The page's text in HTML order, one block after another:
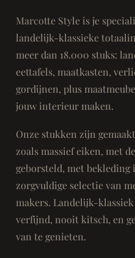
Marcotte Style is je
landelijk-klassieke
meer dan 18.000 stuks:
eettafels, maatkasten,
gordijnen, plus
jouw interieur maken.
Onze stukken zijn
zoals massief eiken, met
geborsteld, met bekleding
zorgvuldige selectie van
makers. Landelijk-
verfijnd, nooit kitsch, en
van te genieten.